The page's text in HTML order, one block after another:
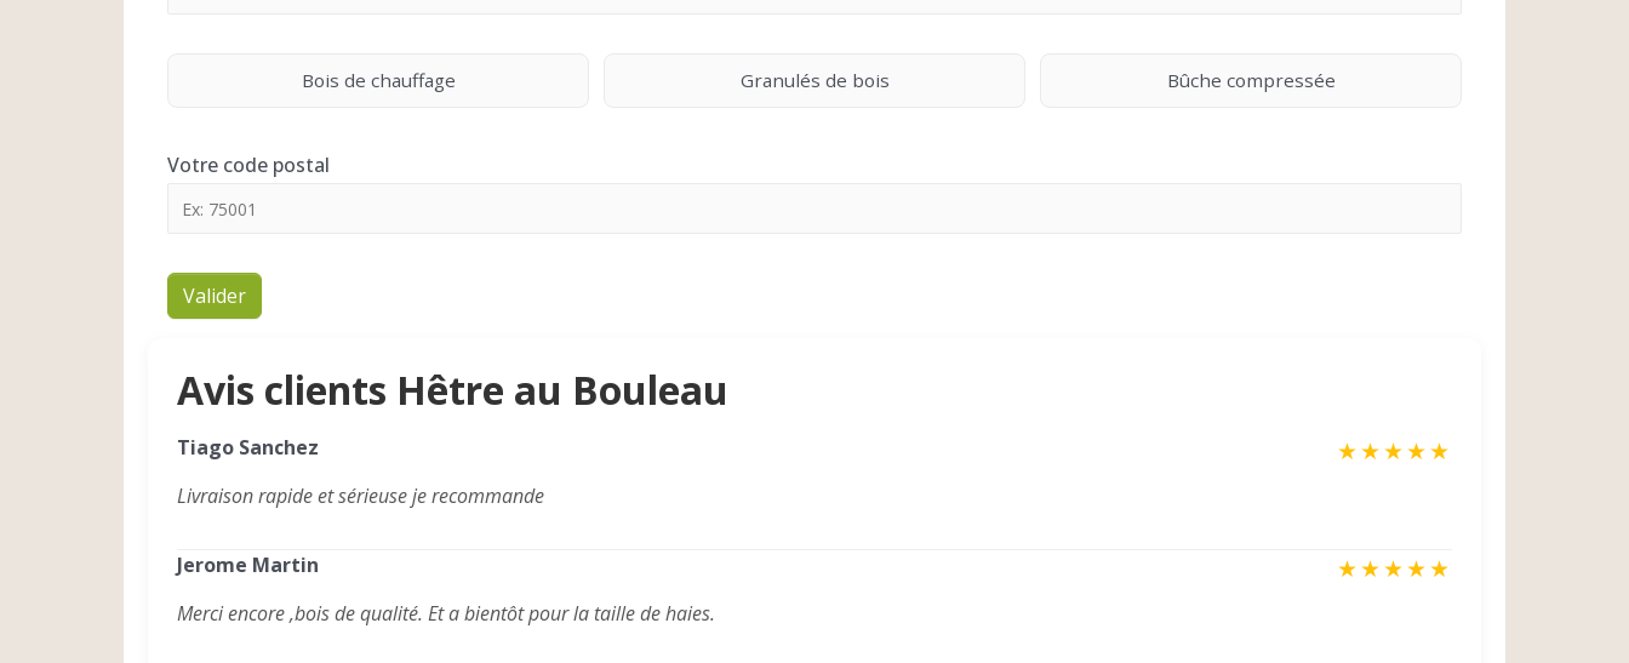
Bois de chauffage Granulés de bois Bûche compressée
Votre code postal
Valider
Avis clients Hêtre au Bouleau
Tiago Sanchez ★★★★★
Livraison rapide et sérieuse je recommande
Jerome Martin ★★★★★
Merci encore ,bois de qualité. Et a bientôt pour la taille de haies.